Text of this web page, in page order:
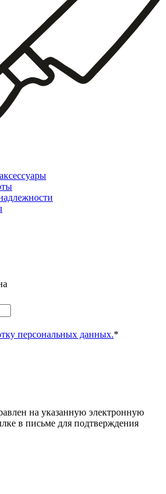
персональных данных.*
на указанную электронную
в письме для подтверждения